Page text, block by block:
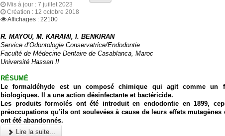
Mis à jour : 7 juillet 2023
Création : 12 octobre 2018
Affichages : 22100
R. MAYOU, M. KARAMI, I. BENKIRAN
Service d’Odontologie Conservatrice/Endodontie
Faculté de Médecine Dentaire de Casablanca, Maroc
Université Hassan II
RÉSUMÉ
Le formaldéhyde est un composé chimique qui agit comme un
biologiques. Il a une action désinfectante et bactéricide.
Les produits formolés ont été introduit en endodontie en 1899,
préoccupations qu’ils ont soulevées à cause de leurs effets mutagènes
ont été abandonnés.
Lire la suite...